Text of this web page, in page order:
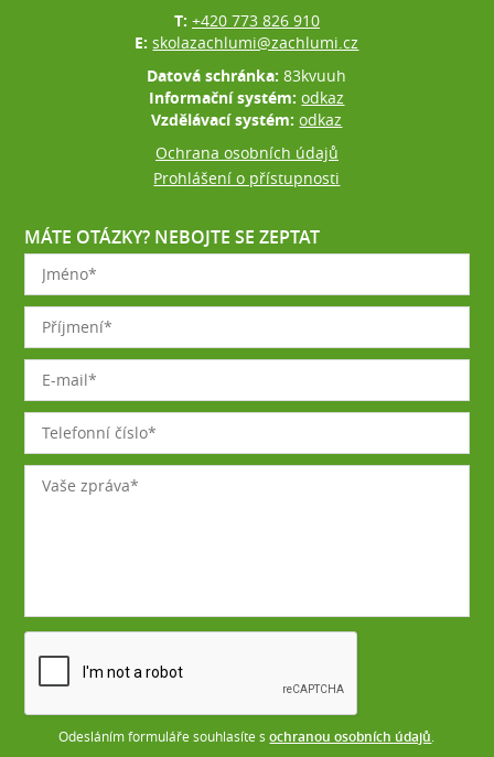
T: +420 773 826 910
E:skolazachlumi@zachlumi.cz
Datová schránka:83kvuuh
Informační systém:odkaz
Vzdělávací systém:odkaz
Ochrana osobních údajů
Prohlášení o přístupnosti
MÁTE OTÁZKY? NEBOJTE SE ZEPTAT
Odesláním formuláře souhlasíte sochranou osobních údajů.